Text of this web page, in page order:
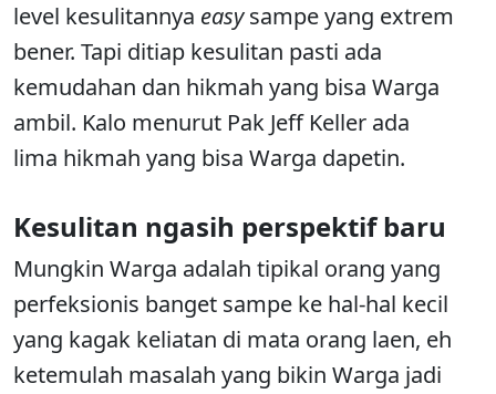
level kesulitannya easysampe yang extrem
bener. Tapi ditiap kesulitan pasti ada
kemudahan dan hikmah yang bisa Warga
ambil. Kalo menurut Pak Jeff Keller ada
lima hikmah yang bisa Warga dapetin.
Kesulitan ngasih perspektif baru
Mungkin Warga adalah tipikal orang yang
perfeksionis banget sampe ke hal-hal kecil
yang kagak keliatan di mata orang laen, eh
ketemulah masalah yang bikin Warga jadi